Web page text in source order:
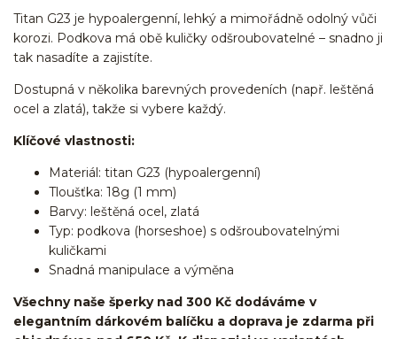
Titan G23 je hypoalergenní, lehký a mimořádně odolný vůči
korozi. Podkova má obě kuličky odšroubovatelné – snadno ji
tak nasadíte a zajistíte.
Dostupná v několika barevných provedeních (např. leštěná
ocel a zlatá), takže si vybere každý.
Klíčové vlastnosti:
Materiál: titan G23 (hypoalergenní)
Tloušťka: 18g (1 mm)
Barvy: leštěná ocel, zlatá
Typ: podkova (horseshoe) s odšroubovatelnými
kuličkami
Snadná manipulace a výměna
Všechny naše šperky nad 300 Kč dodáváme v
elegantním dárkovém balíčku a doprava je zdarma při